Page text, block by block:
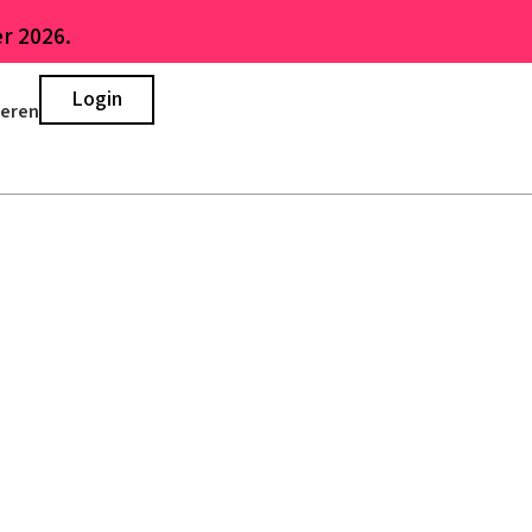
2026.
Login